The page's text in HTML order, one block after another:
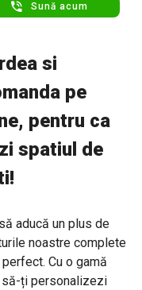
Sună acum
si
pe
pentru ca
spatiul de
aducă un plus de
noastre complete
Cu o gamă
să-ți personalizezi